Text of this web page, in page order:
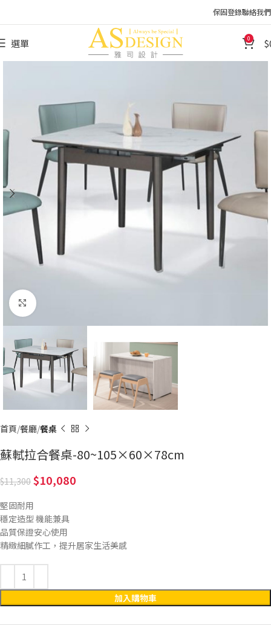
保固登錄聯絡我們
選單 0
Click to enlarge
首頁 餐廳 餐桌
蘇軾拉合餐桌-80~105×60×78cm
11,300 10,080
堅固耐用
穩定造型 機能兼具
品質保證安心使用
精緻細膩作工，提升居家生活美感
加入購物車